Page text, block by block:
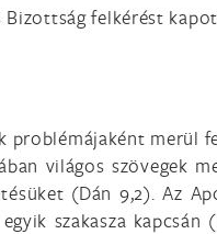
felkérést
problémájaként merül
világos szövegek
(Dán 9,2). Az
szakasza